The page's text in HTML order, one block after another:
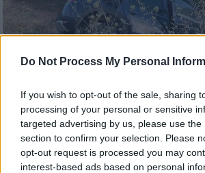
Do Not Process My Personal
If you wish to opt-out of the sale, sharing
processing of your personal or sensitive
targeted advertising by us, please use the
section to confirm your selection. Please
opt-out request is processed you may
interest-based ads based on personal
Ελλάδα|15.07.2026 22:58
Οικογενειακή τραγωδία
Νεκροί γονείς και βρέφος
βυτιοφόρο